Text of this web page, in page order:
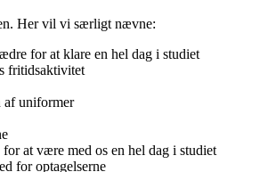
Her vil vi særligt nævne:
for at klare en hel dag i studiet
fritidsaktivitet
af uniformer
at være med os en hel dag i studiet
for optagelserne